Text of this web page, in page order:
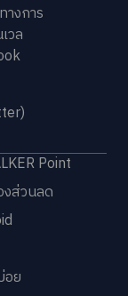
งการ
วล
Point
งส่วนลด
ย